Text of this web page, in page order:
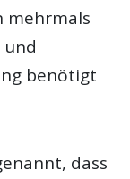
mehrmals
und
benötigt
dass